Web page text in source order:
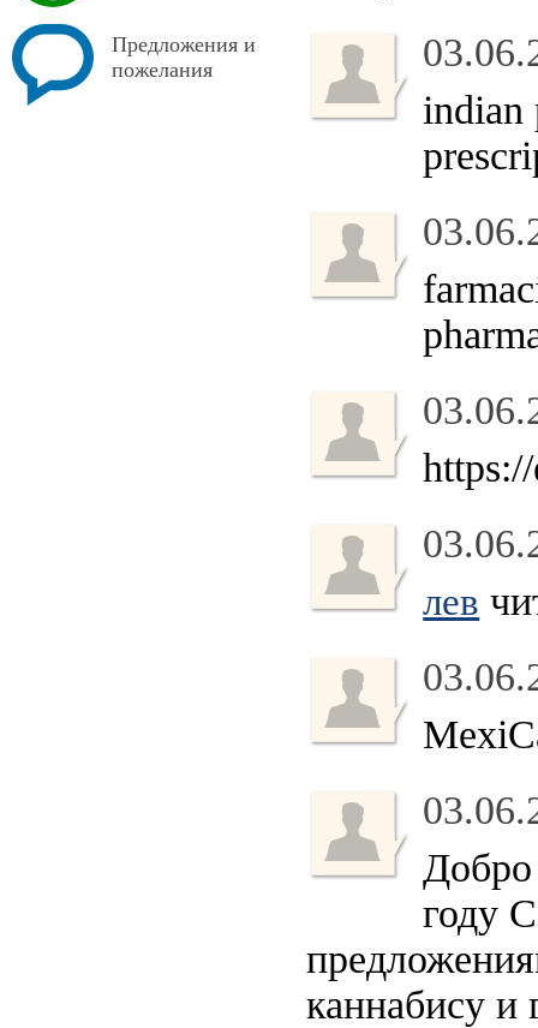
Предложения и
пожелания
indian
лев
Добро
году
каннабису и